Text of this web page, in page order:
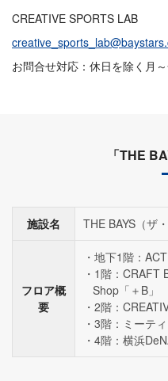
CREATIVE SPORTS LAB
お問合せ対応：休日を除く月
「THE
施設名 THE BAYS（ザ
フロア概
要
地下1階：
1階：CRAFT
Shop「＋B」
2階：
3階：ミーテ
4階：横浜